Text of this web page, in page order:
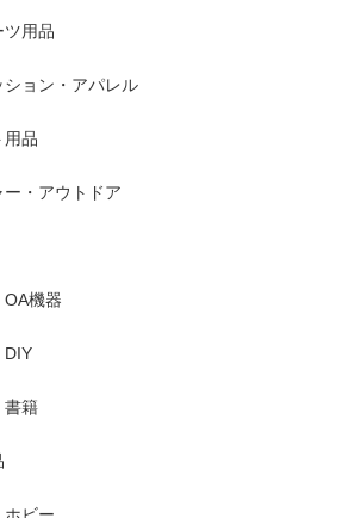
ツ用品
ョン・アパレル
用品
・アウトドア
OA機器
DIY
書籍